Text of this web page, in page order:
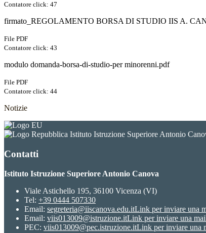
Contatore click: 47
firmato_REGOLAMENTO BORSA DI STUDIO IIS A.
File PDF
Contatore click: 43
modulo domanda-borsa-di-studio-per minorenni.pdf
File PDF
Contatore click: 44
Notizie
Istituto Istruzione Superiore Antonio
Contatti
Istituto Istruzione Superiore Antonio Canova
Viale Astichello 195, 36100 Vicenza (VI)
Tel: +39 0444 507330
Email: segreteria@iiscanova.edu.itLink per inviare una
Email: viis013009@istruzione.itLink per inviare una
PEC: viis013009@pec.istruzione.itLink per inviare una